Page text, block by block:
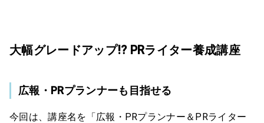
大幅グレードアップ!? PRライター養成講座
広報・PRプランナーも目指せる
今回は、講座名を「広報・PRプランナー＆PRライター